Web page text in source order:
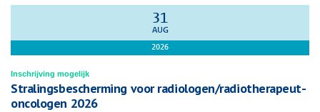
31
AUG
2026
Inschrijving mogelijk
Stralingsbescherming voor radiologen/radiotherapeut-
oncologen 2026